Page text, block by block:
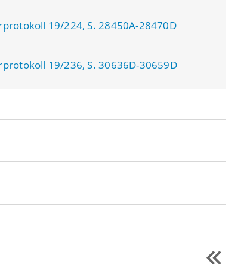
19/224, S. 28450A-28470D
19/236, S. 30636D-30659D